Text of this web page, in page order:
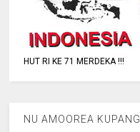
HUT RI KE 71 MERDEKA !!!
NU AMOOREA KUPANG